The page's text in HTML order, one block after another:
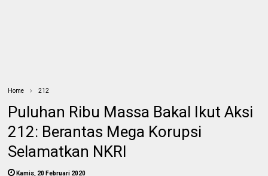
Home 212
Puluhan Ribu Massa Bakal Ikut Aksi
212: Berantas Mega Korupsi
Selamatkan NKRI
Kamis, 20 Februari 2020